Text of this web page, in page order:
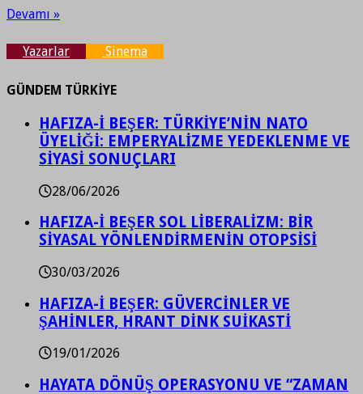
Devamı »
Yazarlar Sinema
GÜNDEM TÜRKİYE
HAFIZA-İ BEŞER: TÜRKİYE’NİN NATO
ÜYELİĞİ: EMPERYALİZME YEDEKLENME VE
SİYASİ SONUÇLARI
28/06/2026
HAFIZA-İ BEŞER SOL LİBERALİZM: BİR
SİYASAL YÖNLENDİRMENİN OTOPSİSİ
30/03/2026
HAFIZA-İ BEŞER: GÜVERCİNLER VE
ŞAHİNLER, HRANT DİNK SUİKASTİ
19/01/2026
HAYATA DÖNÜŞ OPERASYONU VE “ZAMAN